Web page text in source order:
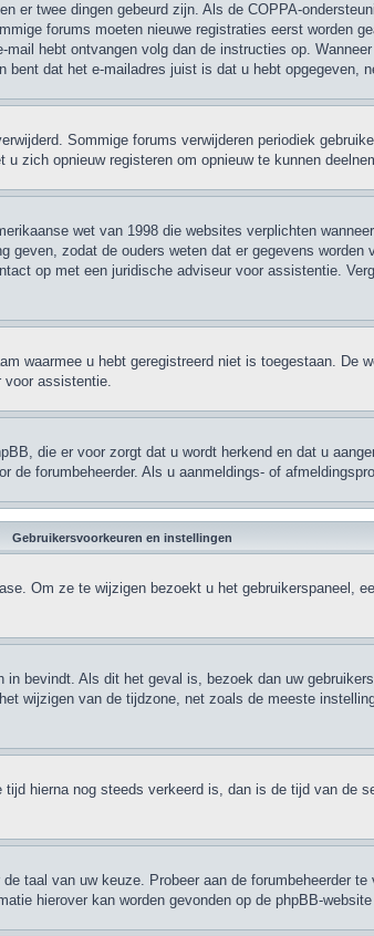
er twee dingen gebeurd zijn. Als de COPPA-
forums moeten nieuwe registraties eerst worden
hebt ontvangen volg dan de instructies op.
dat het e-mailadres juist is dat u hebt opgegeven,
Sommige forums verwijderen periodiek
zich opnieuw registeren om opnieuw te kunnen
wet van 1998 die websites verplichten
zodat de ouders weten dat er gegevens
op met een juridische adviseur voor assistentie.
waarmee u hebt geregistreerd niet is toegestaan. De
voor assistentie.
die er voor zorgt dat u wordt herkend en dat u
forumbeheerder. Als u aanmeldings- of
Gebruikersvoorkeuren en instellingen
Om ze te wijzigen bezoekt u het gebruikerspaneel,
bevindt. Als dit het geval is, bezoek dan uw
wijzigen van de tijdzone, net zoals de meeste
hierna nog steeds verkeerd is, dan is de tijd van de
taal van uw keuze. Probeer aan de forumbeheerder
hierover kan worden gevonden op de phpBB-